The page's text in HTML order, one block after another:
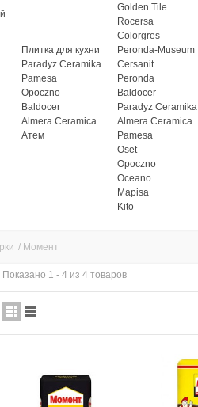
Плитка для кухни
Paradyz Ceramika
Pamesa
Opoczno
Baldocer
Almera Ceramica
Атем
Golden Tile
Rocersa
Colorgres
Peronda-Museum
Cersanit
Peronda
Baldocer
Paradyz Ceramika
Almera Ceramica
Pamesa
Oset
Opoczno
Oceano
Mapisa
Kito
/ Момент
ДК-4 штукатурка
Показано 1 - 4 из 4 товаров